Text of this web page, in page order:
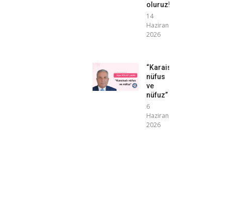
oluruz!”
14
Haziran
2026
“Karaisalı
nüfus
ve
nüfuz”
6
Haziran
2026